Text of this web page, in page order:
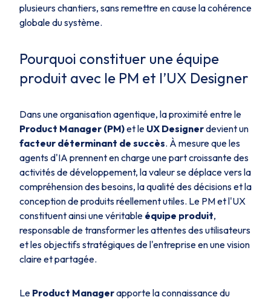
plusieurs chantiers, sans remettre en cause la cohérence
globale du système.
Pourquoi constituer une équipe
produit avec le PM et l’UX Designer
Dans une organisation agentique, la proximité entre le
Product Manager (PM)et le UX Designerdevient un
facteur déterminant de succès. À mesure que les
agents d'IA prennent en charge une part croissante des
activités de développement, la valeur se déplace vers la
compréhension des besoins, la qualité des décisions et la
conception de produits réellement utiles. Le PM et l'UX
constituent ainsi une véritable équipe produit,
responsable de transformer les attentes des utilisateurs
et les objectifs stratégiques de l'entreprise en une vision
claire et partagée.
Le Product Managerapporte la connaissance du